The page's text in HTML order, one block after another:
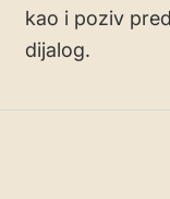
kao i poziv
dijalog.